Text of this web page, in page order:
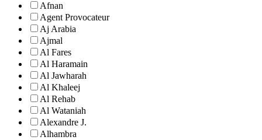
Afnan
Agent Provocateur
Aj Arabia
Ajmal
Al Fares
Al Haramain
Al Jawharah
Al Khaleej
Al Rehab
Al Wataniah
Alexandre J.
Alhambra